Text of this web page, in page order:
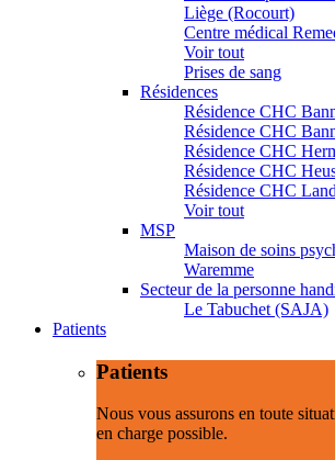
Liège (Rocourt)
Centre médical
Voir tout
Prises de sang
Résidences
Résidence CHC
Résidence CHC
Résidence CHC
Résidence CHC
Résidence CHC
Voir tout
MSP
Maison de soins
Waremme
Secteur de la personne
Le Tabuchet (SAJA)
Patients
Patients
Nous vous assurons en toute
en charge possible.